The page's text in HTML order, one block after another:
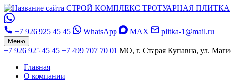
СТРОЙ КОМПЛЕКС ТРОТУАРНАЯ ПЛИТКА
+7 926 925 45 45 WhatsApp MAX plitka-1@mail.ru
Меню
+7 926 925 45 45 +7 499 707 70 01 МО, г. Старая Купавна, ул.
Главная
О компании